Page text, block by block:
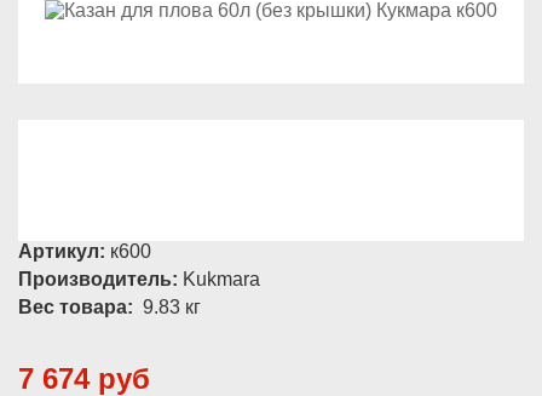
Артикул: к600
Производитель: Kukmara
Вес товара: 9.83 кг
7 674 руб